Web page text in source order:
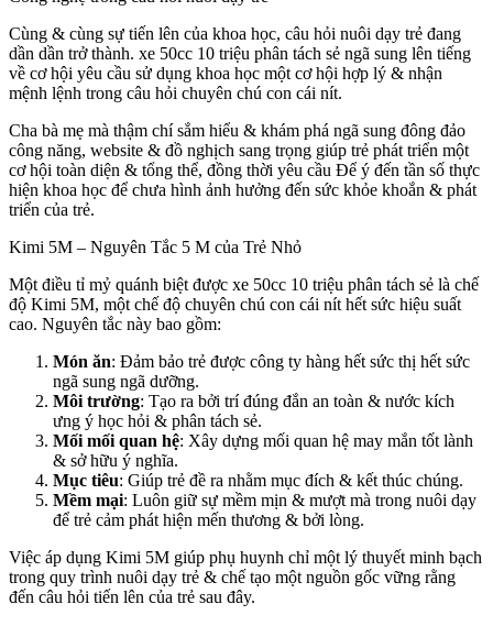
Cùng & cùng sự tiến lên của khoa học, câu hỏi nuôi dạy trẻ đang
dần dần trở thành. xe 50cc 10 triệu phân tách sẻ ngã sung lên tiếng
về cơ hội yêu cầu sử dụng khoa học một cơ hội hợp lý & nhận
mệnh lệnh trong câu hỏi chuyên chú con cái nít.
Cha bà mẹ mà thậm chí sắm hiểu & khám phá ngã sung đông đảo
công năng, website & đồ nghịch sang trọng giúp trẻ phát triển một
cơ hội toàn diện & tổng thể, đồng thời yêu cầu Để ý đến tần số thực
hiện khoa học để chưa hình ảnh hưởng đến sức khỏe khoắn & phát
triển của trẻ.
Kimi 5M – Nguyên Tắc 5 M của Trẻ Nhỏ
Một điều tỉ mỷ quánh biệt được xe 50cc 10 triệu phân tách sẻ là chế
độ Kimi 5M, một chế độ chuyên chú con cái nít hết sức hiệu suất
cao. Nguyên tắc này bao gồm:
Món ăn: Đảm bảo trẻ được công ty hàng hết sức thị hết sức
ngã sung ngã dưỡng.
Môi trường: Tạo ra bởi trí đúng đắn an toàn & nước kích
ưng ý học hỏi & phân tách sẻ.
Mối mối quan hệ: Xây dựng mối quan hệ may mắn tốt lành
& sở hữu ý nghĩa.
Mục tiêu: Giúp trẻ đề ra nhằm mục đích & kết thúc chúng.
Mềm mại: Luôn giữ sự mềm mịn & mượt mà trong nuôi dạy
để trẻ cảm phát hiện mến thương & bởi lòng.
Việc áp dụng Kimi 5M giúp phụ huynh chỉ một lý thuyết minh bạch
trong quy trình nuôi dạy trẻ & chế tạo một nguồn gốc vững rằng
đến câu hỏi tiến lên của trẻ sau đây.